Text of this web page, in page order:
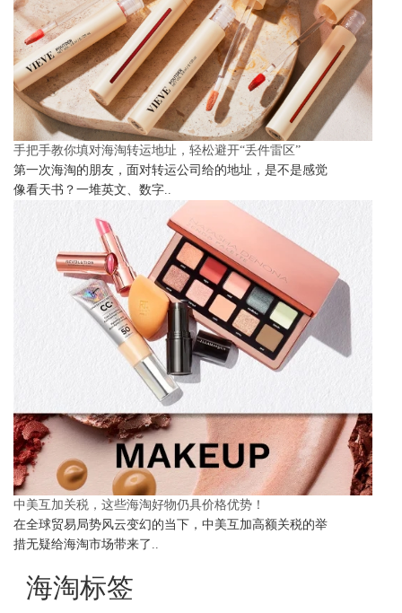
手把手教你填对海淘转运地址，轻松避开“丢件雷区”
第一次海淘的朋友，面对转运公司给的地址，是不是感觉
像看天书？一堆英文、数字..
中美互加关税，这些海淘好物仍具价格优势！
在全球贸易局势风云变幻的当下，中美互加高额关税的举
措无疑给海淘市场带来了..
海淘标签